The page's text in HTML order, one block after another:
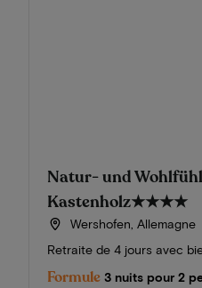
Natur- und
Kastenholz★★★★
Wershofen, Allemagne
Retraite de 4 jours avec
Formule 3 nuits pour 2